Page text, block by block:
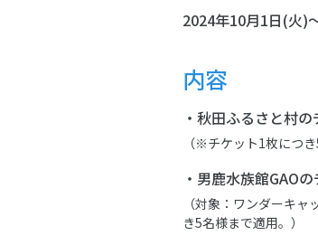
2024年10月1日(火)
内容
・秋田ふるさと村
（※チケット1枚につ
・男鹿水族館GAO
（対象：ワンダーキ
き5名様まで適用。）